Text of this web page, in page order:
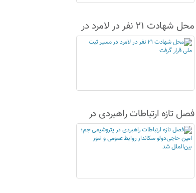
محل شهادت ۲۱ نفر در لامرد در
مسیر ثبت ملی قرار گرفت
فصل تازه ارتباطات راهبردی در
پتروشیمی جم؛ امین حاجی‌دولو
سکاندار روابط عمومی و امور